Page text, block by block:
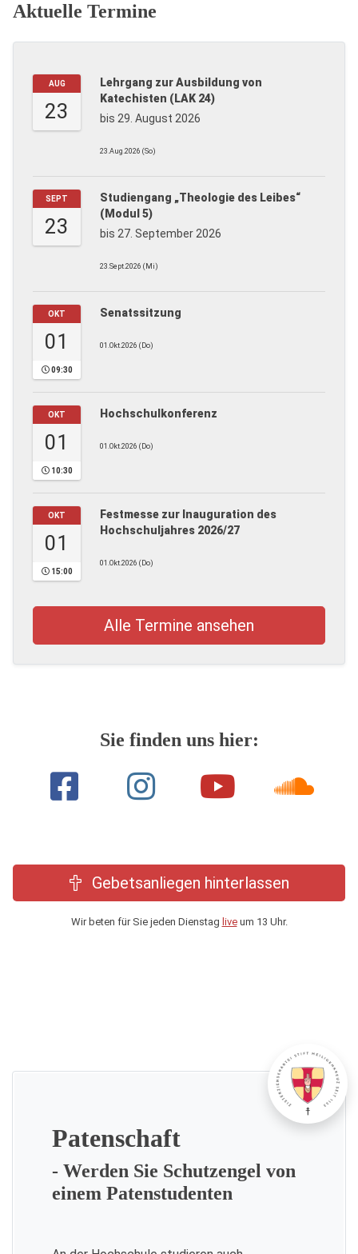
Aktuelle Termine
AUG
23
Lehrgang zur Ausbildung von
Katechisten (LAK 24)
bis 29. August 2026
23.Aug.2026 (So)
SEPT
23
Studiengang „Theologie des Leibes“
(Modul 5)
bis 27. September 2026
23.Sept.2026 (Mi)
OKT
01
09:30
Senatssitzung
01.Okt.2026 (Do)
OKT
01
10:30
Hochschulkonferenz
01.Okt.2026 (Do)
OKT
01
15:00
Festmesse zur Inauguration des
Hochschuljahres 2026/27
01.Okt.2026 (Do)
Alle Termine ansehen
Sie finden uns hier:
Gebetsanliegen hinterlassen
Wir beten für Sie jeden Dienstag liveum 13 Uhr.
Patenschaft
- Werden Sie Schutzengel von
einem Patenstudenten